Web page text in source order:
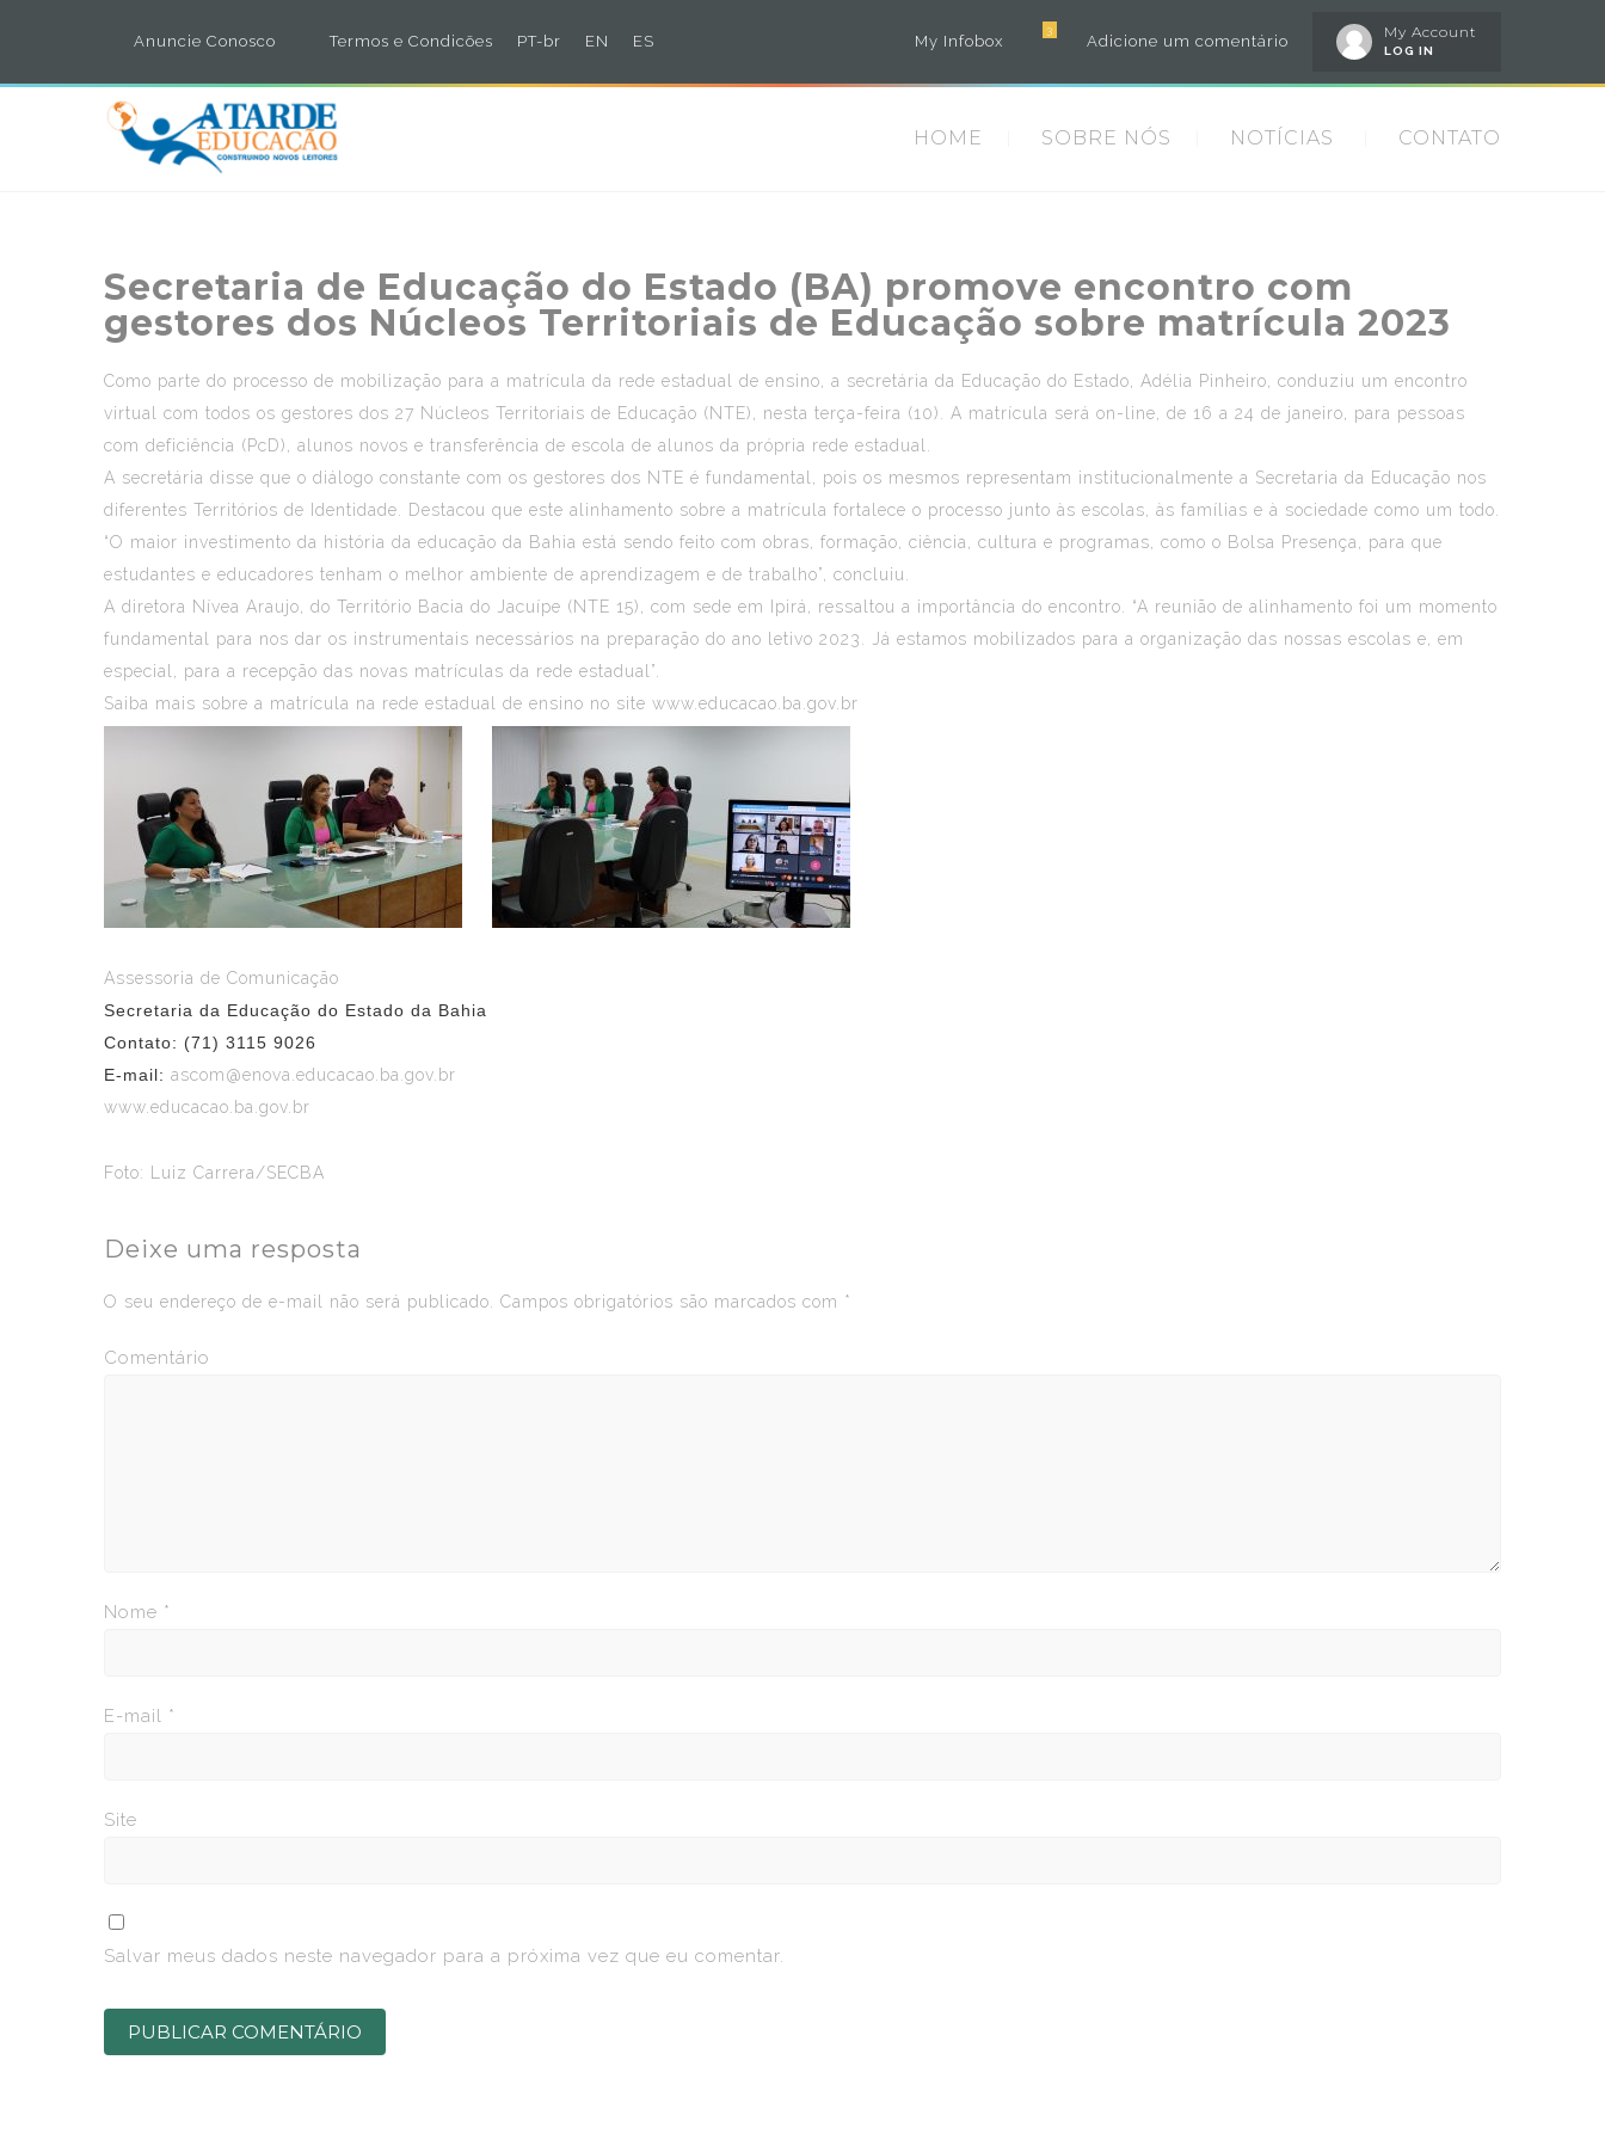
Anuncie Conosco Termos e Condicões PT-br EN ES
My Account
LOG IN
Adicione um comentário
3
My Infobox
HOME SOBRE NÓS NOTÍCIAS CONTATO
Secretaria de Educação do Estado (BA) promove encontro com
gestores dos Núcleos Territoriais de Educação sobre matrícula 2023
Como parte do processo de mobilização para a matrícula da rede estadual de ensino, a secretária da Educação do Estado, Adélia Pinheiro, conduziu um encontro
virtual com todos os gestores dos 27 Núcleos Territoriais de Educação (NTE), nesta terça-feira (10). A matrícula será on-line, de 16 a 24 de janeiro, para pessoas
com deficiência (PcD), alunos novos e transferência de escola de alunos da própria rede estadual.
A secretária disse que o diálogo constante com os gestores dos NTE é fundamental, pois os mesmos representam institucionalmente a Secretaria da Educação nos
diferentes Territórios de Identidade. Destacou que este alinhamento sobre a matrícula fortalece o processo junto às escolas, às famílias e à sociedade como um todo.
“O maior investimento da história da educação da Bahia está sendo feito com obras, formação, ciência, cultura e programas, como o Bolsa Presença, para que
estudantes e educadores tenham o melhor ambiente de aprendizagem e de trabalho”, concluiu.
A diretora Nívea Araujo, do Território Bacia do Jacuípe (NTE 15), com sede em Ipirá, ressaltou a importância do encontro. “A reunião de alinhamento foi um momento
fundamental para nos dar os instrumentais necessários na preparação do ano letivo 2023. Já estamos mobilizados para a organização das nossas escolas e, em
especial, para a recepção das novas matrículas da rede estadual”.
Saiba mais sobre a matrícula na rede estadual de ensino no site www.educacao.ba.gov.br
Assessoria de Comunicação
Secretaria da Educação do Estado da Bahia
Contato: (71) 3115 9026
E-mail: ascom@enova.educacao.ba.gov.br
www.educacao.ba.gov.br
Foto: Luiz Carrera/SECBA
Deixe uma resposta
O seu endereço de e-mail não será publicado. Campos obrigatórios são marcados com *
Comentário
Nome *
E-mail *
Site
Salvar meus dados neste navegador para a próxima vez que eu comentar.